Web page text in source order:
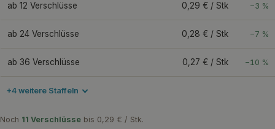
ab 12 Verschlüsse 0,29 € / Stk −3 %
ab 24 Verschlüsse 0,28 € / Stk −7 %
ab 36 Verschlüsse 0,27 € / Stk −10 %
+4 weitere Staffeln
Noch 11 Verschlüsse bis 0,29 € / Stk.